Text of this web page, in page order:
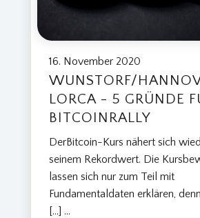
16. November 2020
WUNSTORF/
LORCA - 5 GRÜNDE
BITCOINRALLY
DerBitcoin-Kurs nähert sich
seinem Rekordwert. Die
lassen sich nur zum Teil mit
Fundamentaldaten erklären,
[…] ...